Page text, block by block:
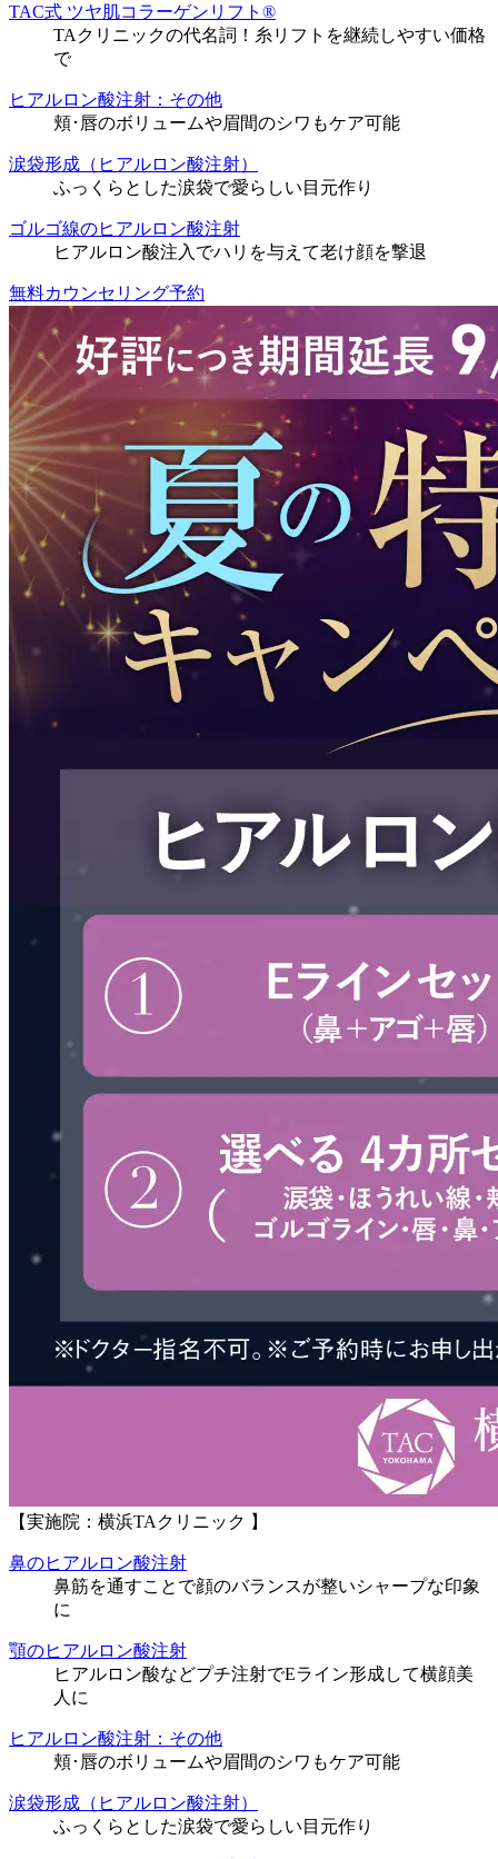
TAC式 ツヤ肌コラーゲンリフト®
TAクリニックの代名詞！糸リフトを継続しやすい価格
で
ヒアルロン酸注射：その他
頬･唇のボリュームや眉間のシワもケア可能
涙袋形成（ヒアルロン酸注射）
ふっくらとした涙袋で愛らしい目元作り
ゴルゴ線のヒアルロン酸注射
ヒアルロン酸注入でハリを与えて老け顔を撃退
無料カウンセリング予約
【実施院：横浜TAクリニック 】
鼻のヒアルロン酸注射
鼻筋を通すことで顔のバランスが整いシャープな印象
に
顎のヒアルロン酸注射
ヒアルロン酸などプチ注射でEライン形成して横顔美
人に
ヒアルロン酸注射：その他
頬･唇のボリュームや眉間のシワもケア可能
涙袋形成（ヒアルロン酸注射）
ふっくらとした涙袋で愛らしい目元作り